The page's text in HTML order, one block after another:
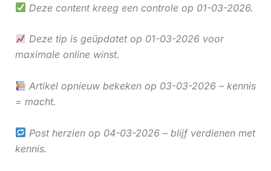
Deze content kreeg een controle op 01-03-2026.
Deze tip is geüpdatet op 01-03-2026 voor
maximale online winst.
Artikel opnieuw bekeken op 03-03-2026 – kennis
= macht.
Post herzien op 04-03-2026 – blijf verdienen met
kennis.